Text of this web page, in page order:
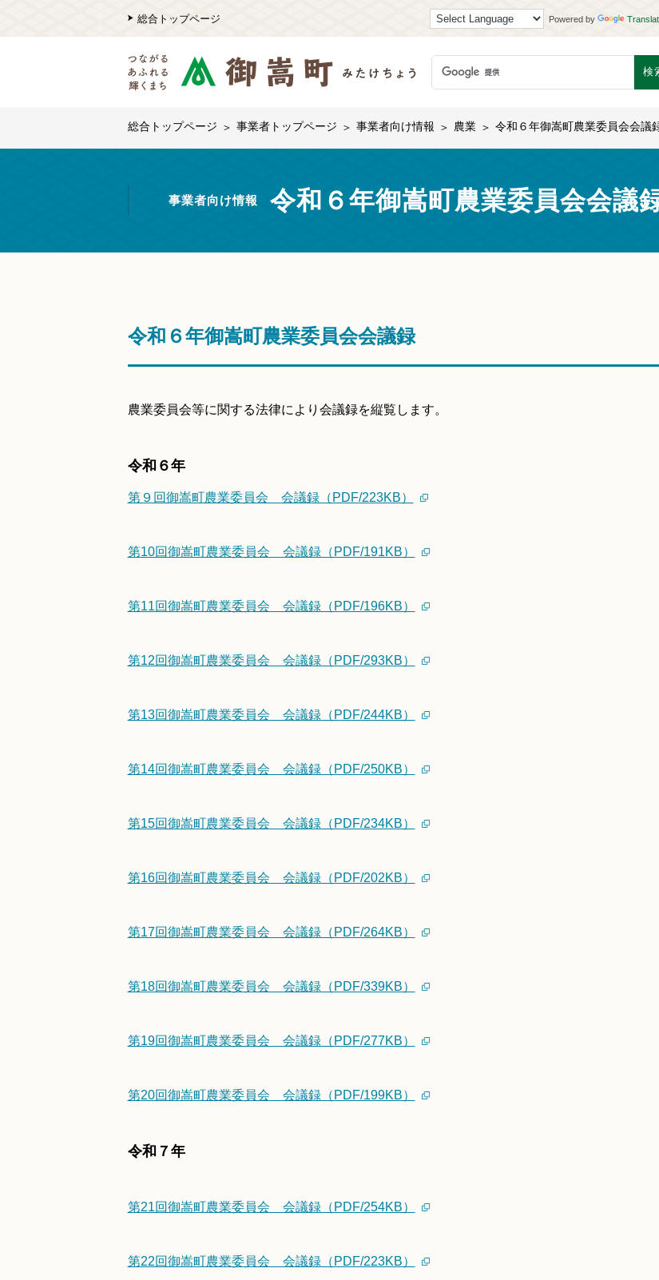
総合トップページ Powered by
総合トップページ 事業者トップページ 事業者向け情報 農業 令和６年御嵩町農業委員会会議
事業者向け情報 令和６年御嵩町農業委員会会議
令和６年御嵩町農業委員会会議録
農業委員会等に関する法律により会議録を縦覧します。
令和６年
第９回御嵩町農業委員会 会議録（PDF/223KB）
第10回御嵩町農業委員会 会議録（PDF/191KB）
第11回御嵩町農業委員会 会議録（PDF/196KB）
第12回御嵩町農業委員会 会議録（PDF/293KB）
第13回御嵩町農業委員会 会議録（PDF/244KB）
第14回御嵩町農業委員会 会議録（PDF/250KB）
第15回御嵩町農業委員会 会議録（PDF/234KB）
第16回御嵩町農業委員会 会議録（PDF/202KB）
第17回御嵩町農業委員会 会議録（PDF/264KB）
第18回御嵩町農業委員会 会議録（PDF/339KB）
第19回御嵩町農業委員会 会議録（PDF/277KB）
第20回御嵩町農業委員会 会議録（PDF/199KB）
令和７年
第21回御嵩町農業委員会 会議録（PDF/254KB）
第22回御嵩町農業委員会 会議録（PDF/223KB）